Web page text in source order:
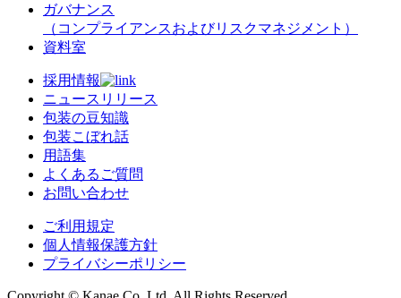
ガバナンス
（コンプライアンスおよびリスクマネジメント）
資料室
採用情報
ニュースリリース
包装の豆知識
包装こぼれ話
用語集
よくあるご質問
お問い合わせ
ご利用規定
個人情報保護方針
プライバシーポリシー